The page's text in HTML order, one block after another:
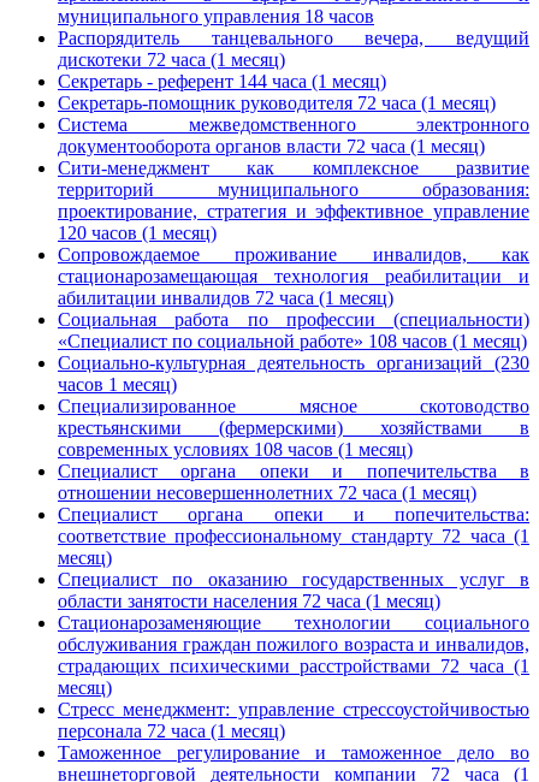
муниципального управления 18 часов
Распорядитель танцевального вечера, ведущий
дискотеки 72 часа (1 месяц)
Секретарь - референт 144 часа (1 месяц)
Секретарь-помощник руководителя 72 часа (1 месяц)
Система межведомственного электронного
документооборота органов власти 72 часа (1 месяц)
Сити-менеджмент как комплексное развитие
территорий муниципального образования:
проектирование, стратегия и эффективное управление
120 часов (1 месяц)
Сопровождаемое проживание инвалидов, как
стационарозамещающая технология реабилитации и
абилитации инвалидов 72 часа (1 месяц)
Социальная работа по профессии (специальности)
«Специалист по социальной работе» 108 часов (1 месяц)
Социально-культурная деятельность организаций (230
часов 1 месяц)
Специализированное мясное скотоводство
крестьянскими (фермерскими) хозяйствами в
современных условиях 108 часов (1 месяц)
Специалист органа опеки и попечительства в
отношении несовершеннолетних 72 часа (1 месяц)
Специалист органа опеки и попечительства:
соответствие профессиональному стандарту 72 часа (1
месяц)
Специалист по оказанию государственных услуг в
области занятости населения 72 часа (1 месяц)
Стационарозаменяющие технологии социального
обслуживания граждан пожилого возраста и инвалидов,
страдающих психическими расстройствами 72 часа (1
месяц)
Стресс менеджмент: управление стрессоустойчивостью
персонала 72 часа (1 месяц)
Таможенное регулирование и таможенное дело во
внешнеторговой деятельности компании 72 часа (1